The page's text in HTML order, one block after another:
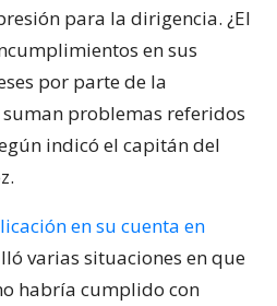
para la dirigencia. ¿El
en sus
por parte de la
problemas referidos
indicó el capitán del
en su cuenta en
varias situaciones en que
habría cumplido con